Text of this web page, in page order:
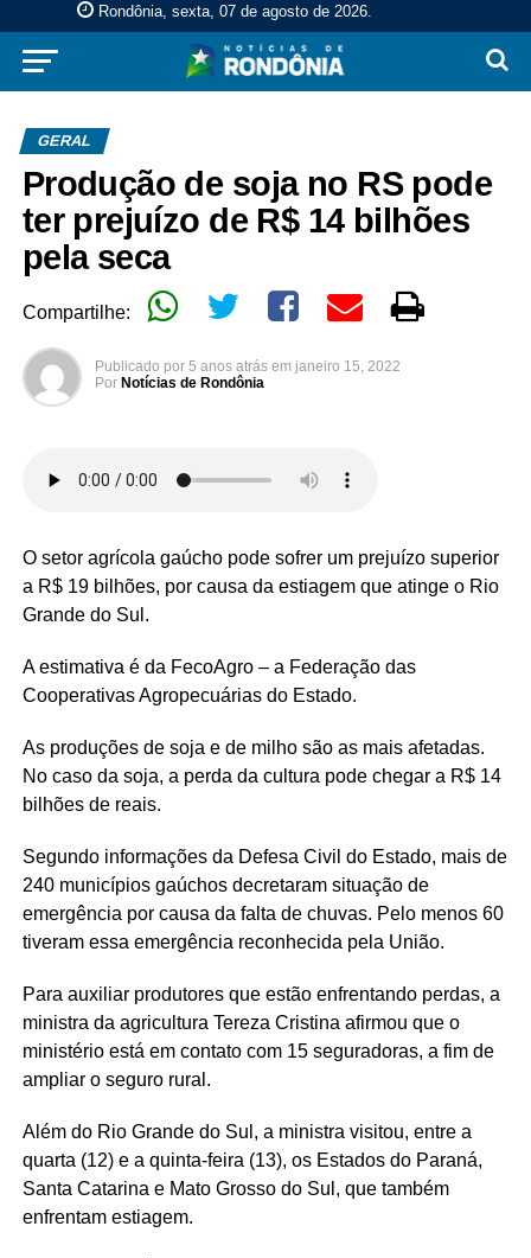
Rondônia, sexta, 07 de agosto de 2026.
GERAL
Produção de soja no RS pode
ter prejuízo de R$ 14 bilhões
pela seca
Compartilhe:
Publicado por 5 anos atrás em janeiro 15, 2022
Por Notícias de Rondônia
O setor agrícola gaúcho pode sofrer um prejuízo superior
a R$ 19 bilhões, por causa da estiagem que atinge o Rio
Grande do Sul.
A estimativa é da FecoAgro – a Federação das
Cooperativas Agropecuárias do Estado.
As produções de soja e de milho são as mais afetadas.
No caso da soja, a perda da cultura pode chegar a R$ 14
bilhões de reais.
Segundo informações da Defesa Civil do Estado, mais de
240 municípios gaúchos decretaram situação de
emergência por causa da falta de chuvas. Pelo menos 60
tiveram essa emergência reconhecida pela União.
Para auxiliar produtores que estão enfrentando perdas, a
ministra da agricultura Tereza Cristina afirmou que o
ministério está em contato com 15 seguradoras, a fim de
ampliar o seguro rural.
Além do Rio Grande do Sul, a ministra visitou, entre a
quarta (12) e a quinta-feira (13), os Estados do Paraná,
Santa Catarina e Mato Grosso do Sul, que também
enfrentam estiagem.